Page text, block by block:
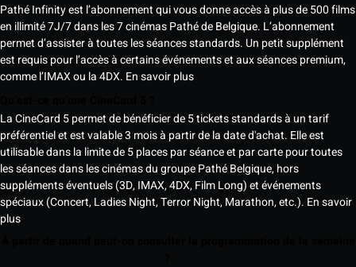
Pathé Infinity est l’abonnement qui vous donne accès à plus de 500 films
en illimité 7J/7 dans les 7 cinémas Pathé de Belgique. L’abonnement
permet d’assister à toutes les séances standards. Un petit supplément
est requis pour l’accès à certains événements et aux séances premium,
comme l’IMAX ou la 4DX. En savoir plus
La CineCard 5 permet de bénéficier de 5 tickets standards à un tarif
préférentiel et est valable 3 mois à partir de la date d'achat. Elle est
utilisable dans la limite de 5 places par séance et par carte pour toutes
les séances dans les cinémas du groupe Pathé Belgique, hors
suppléments éventuels (3D, IMAX, 4DX, Film Long) et événements
spéciaux (Concert, Ladies Night, Terror Night, Marathon, etc.). En savoir
plus